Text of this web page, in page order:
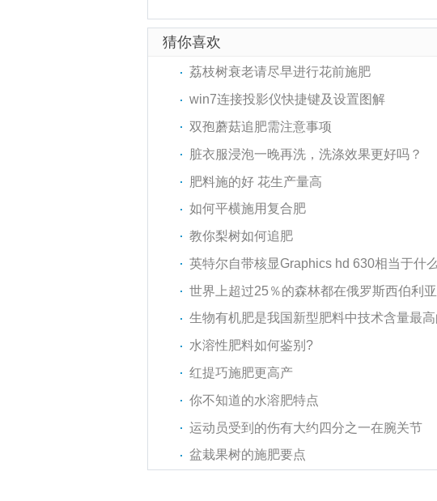
猜你喜欢
荔枝树衰老请尽早进行花前施肥
win7连接投影仪快捷键及设置图解
双孢蘑菇追肥需注意事项
脏衣服浸泡一晚再洗，洗涤效果更好吗？
肥料施的好 花生产量高
如何平横施用复合肥
教你梨树如何追肥
英特尔自带核显Graphics hd 630相当于什
世界上超过25％的森林都在俄罗斯西伯利亚
生物有机肥是我国新型肥料中技术含量最
水溶性肥料如何鉴别?
红提巧施肥更高产
你不知道的水溶肥特点
运动员受到的伤有大约四分之一在腕关节
盆栽果树的施肥要点